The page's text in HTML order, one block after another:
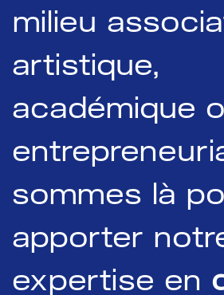
milieu
artistique,
académique
sommes là
apporter
expertise en